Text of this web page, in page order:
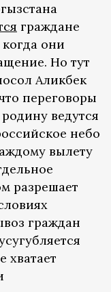
граждане
они
Но тут
Аликбек
переговоры
ведутся
небо
вылету
разрешает
граждан
хватает